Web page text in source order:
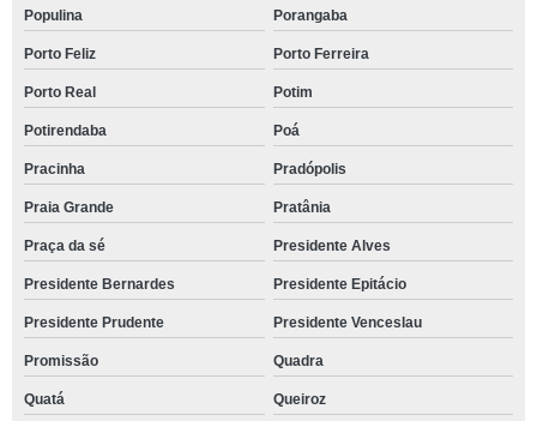
Populina Porangaba
Porto Feliz Porto Ferreira
Porto Real Potim
Potirendaba Poá
Pracinha Pradópolis
Praia Grande Pratânia
Praça da sé Presidente Alves
Presidente Bernardes Presidente Epitácio
Presidente Prudente Presidente Venceslau
Promissão Quadra
Quatá Queiroz